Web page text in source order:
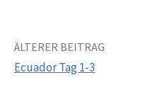
Beitrags-
ÄLTERER BEITRAG
Ecuador Tag 1-3